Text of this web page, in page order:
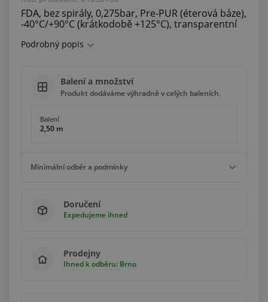
FDA, bez spirály, 0,275bar, Pre-PUR (éterová báze),
-40°C/+90°C (krátkodobě +125°C), transparentní
Podrobný popis
Balení a množství
Produkt dodáváme výhradně v celých baleních.
Balení
2,50 m
Minimální odběr a podmínky
2,50 m
Násobky 2,50 m
Doručení
Expedujeme ihned
Prodejny
Ihned k odběru: Brno